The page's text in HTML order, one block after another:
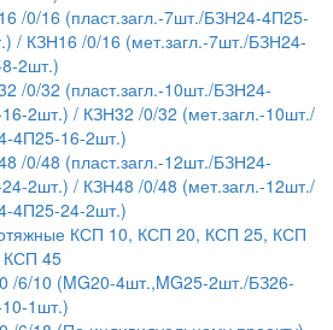
/0/16 (пласт.загл.-7шт./БЗН24-4П25-
/ КЗН16 /0/16 (мет.загл.-7шт./БЗН24-
2шт.)
/0/32 (пласт.загл.-10шт./БЗН24-
2шт.) / КЗН32 /0/32 (мет.загл.-10шт./
4П25-16-2шт.)
/0/48 (пласт.загл.-12шт./БЗН24-
2шт.) / КЗН48 /0/48 (мет.загл.-12шт./
4П25-24-2шт.)
КСП 10, КСП 20, КСП 25, КСП
45
/6/10 (MG20-4шт.,MG25-2шт./БЗ26-
1шт.)